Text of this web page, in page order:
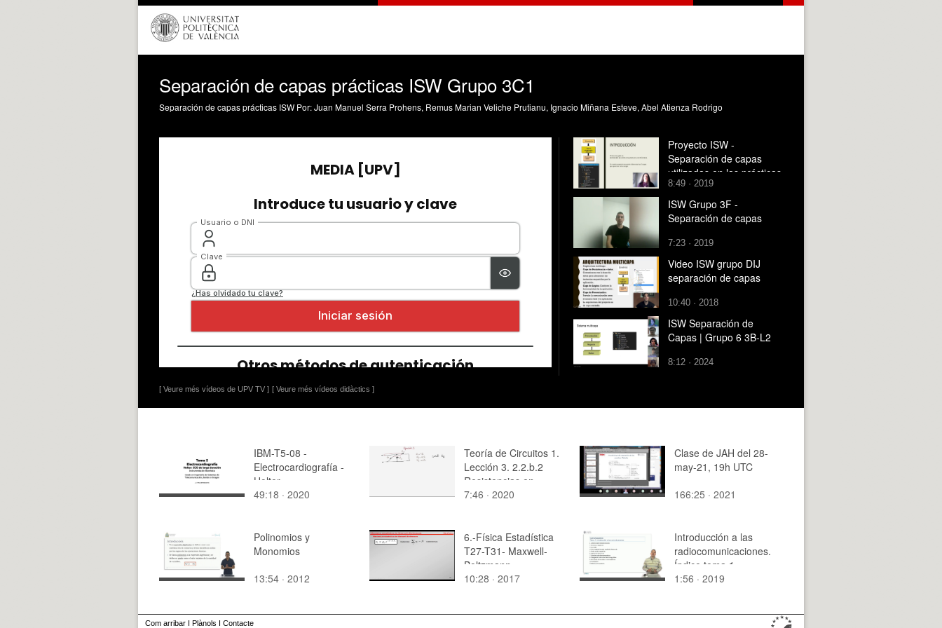
Separación de capas prácticas ISW Grupo 3C1
Separación de capas prácticas ISW Por: Juan Manuel Serra Prohens, Remus Marian Veliche Prutianu, Ignacio Miñana Esteve, Abel Atienza Rodrigo
[ Veure més vídeos de UPV TV ] [ Veure més vídeos didàctics ]
Proyecto ISW -
Separación de capas
utilizadas en las prácticas
- grupo 3C1
8:49 · 2019
ISW Grupo 3F -
Separación de capas
7:23 · 2019
Video ISW grupo DIJ
separación de capas
10:40 · 2018
ISW Separación de
Capas | Grupo 6 3B-L2
8:12 · 2024
IBM-T5-08 -
Electrocardiografía -
Holter
49:18 · 2020
Teoría de Circuitos 1.
Lección 3. 2.2.b.2
Resistencias en
paralelo, ejercicio 2
7:46 · 2020
Clase de JAH del 28-
may-21, 19h UTC
166:25 · 2021
Polinomios y
Monomios
13:54 · 2012
6.-Física Estadística
T27-T31- Maxwell-
Boltzmann
10:28 · 2017
Introducción a las
radiocomunicaciones.
Índice tema 1
1:56 · 2019
Com arribar I Plànols I Contacte